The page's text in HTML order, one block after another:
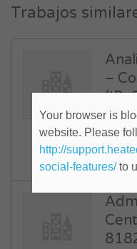
Trabajos
–
(ID:
Your browser is
website. Please
http://
social-features/to